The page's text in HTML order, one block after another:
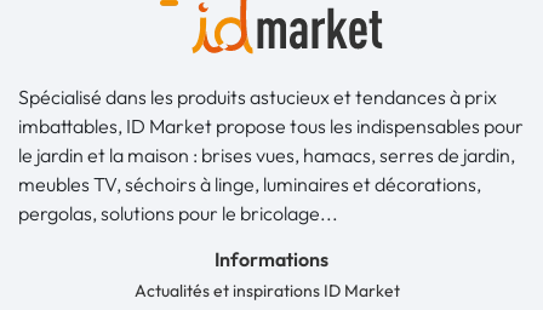
Spécialisé dans les produits astucieux et tendances à prix
imbattables, ID Market propose tous les indispensables pour
le jardin et la maison : brises vues, hamacs, serres de jardin,
meubles TV, séchoirs à linge, luminaires et décorations,
pergolas, solutions pour le bricolage...
Informations
Actualités et inspirations ID Market